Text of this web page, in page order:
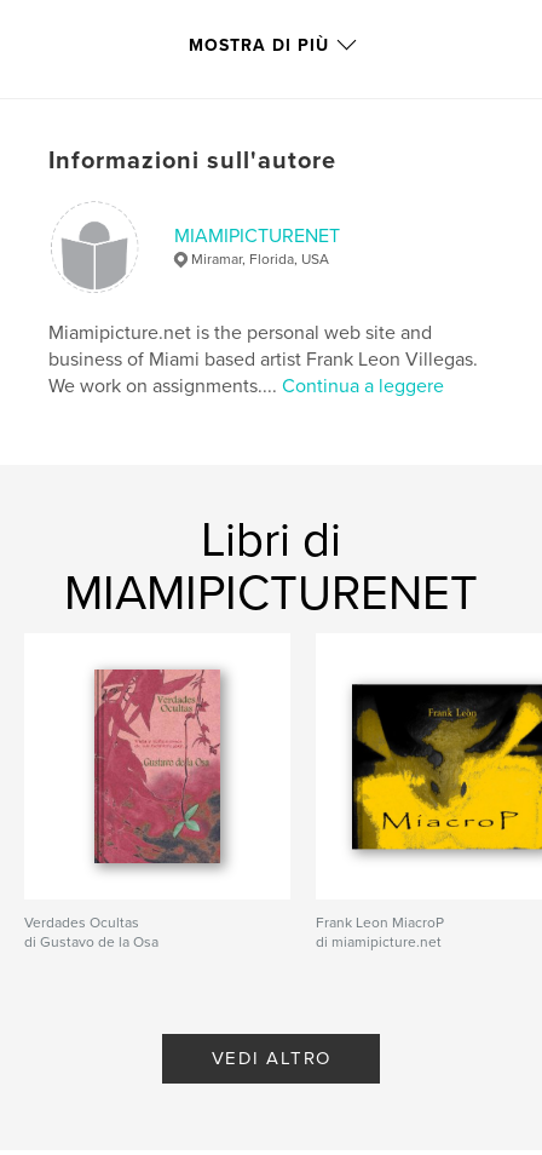
Funzionalità e dettagli
N° di pagine:40
Data di pubblicazione:
LinguaEnglish
Parole chiave
conemporary visual arts
MOSTRA DI PIÙ
Informazioni sull'autore
MIAMIPICTURENET
Miramar, Florida, USA
Miamipicture.net is the personal web site and
business of Miami based artist Frank Leon Villegas.
We work on assignments....Continua a leggere
Libri di
MIAMIPICTURENET
Verdades Ocultas
di Gustavo de la Osa
Frank Leon MiacroP
di miamipicture.net
VEDI ALTRO